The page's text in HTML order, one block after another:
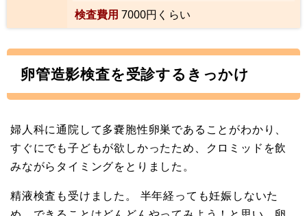
検査費用 7000円くらい
卵管造影検査を受診するきっかけ
婦人科に通院して多嚢胞性卵巣であることがわかり、
すぐにでも子どもが欲しかったため、クロミッドを飲
みながらタイミングをとりました。
精液検査も受けました。 半年経っても妊娠しないた